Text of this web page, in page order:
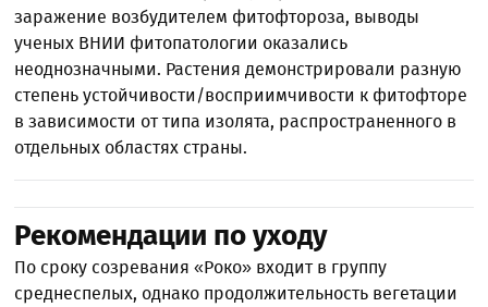
заражение возбудителем фитофтороза, выводы
ученых ВНИИ фитопатологии оказались
неоднозначными. Растения демонстрировали разную
степень устойчивости/восприимчивости к фитофторе
в зависимости от типа изолята, распространенного в
отдельных областях страны.
Рекомендации по уходу
По сроку созревания «Роко» входит в группу
среднеспелых, однако продолжительность вегетации